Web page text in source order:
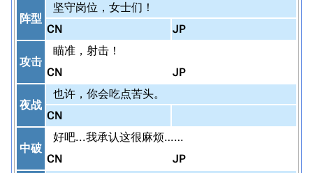
阵型
坚守岗位，女士们！
CN
JP
攻击
瞄准，射击！
CN
JP
夜战
也许，你会吃点苦头。
CN
中破
好吧...我承认这很麻烦……
CN
JP